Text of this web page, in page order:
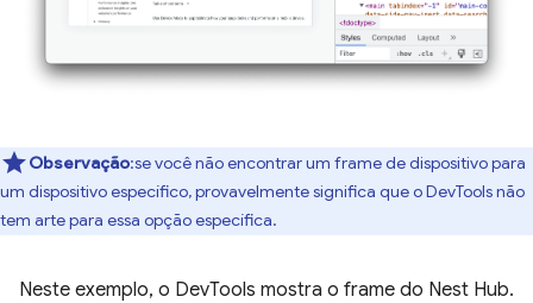
Observação:se você não encontrar um frame de dispositivo para
um dispositivo específico, provavelmente significa que o DevTools não
tem arte para essa opção específica.
Neste exemplo, o DevTools mostra o frame do Nest Hub.